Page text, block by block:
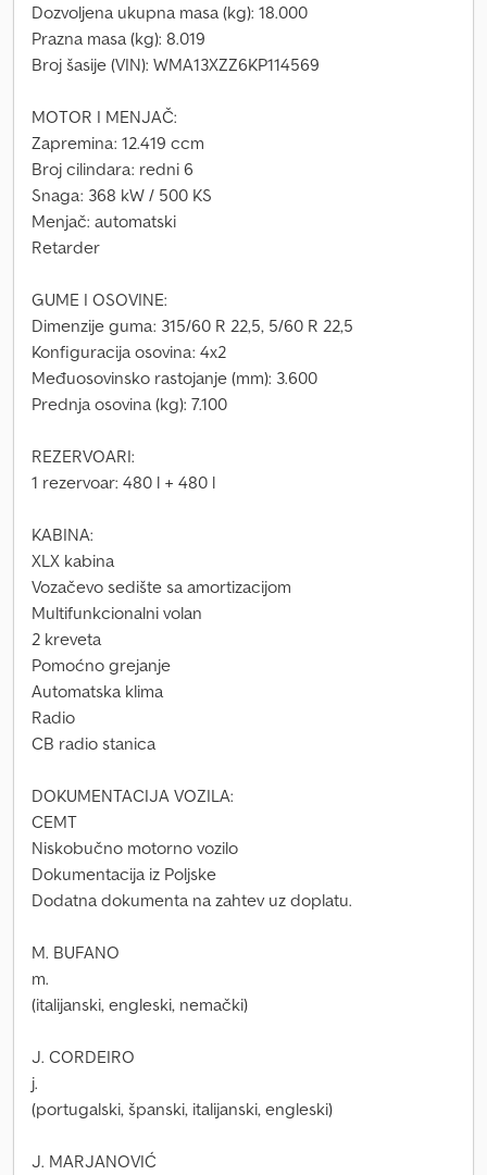
Dozvoljena ukupna masa (kg): 18.000
Prazna masa (kg): 8.019
Broj šasije (VIN): WMA13XZZ6KP114569
MOTOR I MENJAČ:
Zapremina: 12.419 ccm
Broj cilindara: redni 6
Snaga: 368 kW / 500 KS
Menjač: automatski
Retarder
GUME I OSOVINE:
Dimenzije guma: 315/60 R 22,5, 5/60 R 22,5
Konfiguracija osovina: 4x2
Međuosovinsko rastojanje (mm): 3.600
Prednja osovina (kg): 7.100
REZERVOARI:
1 rezervoar: 480 l + 480 l
KABINA:
XLX kabina
Vozačevo sedište sa amortizacijom
Multifunkcionalni volan
2 kreveta
Pomoćno grejanje
Automatska klima
Radio
CB radio stanica
DOKUMENTACIJA VOZILA:
CEMT
Niskobučno motorno vozilo
Dokumentacija iz Poljske
Dodatna dokumenta na zahtev uz doplatu.
M. BUFANO
m.
(italijanski, engleski, nemački)
J. CORDEIRO
j.
(portugalski, španski, italijanski, engleski)
J. MARJANOVIĆ